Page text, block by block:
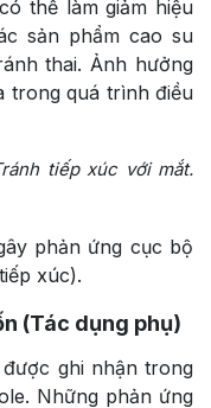
thể làm giảm hiệu
sản phẩm cao su
thai. Ảnh hưởng
trong quá trình điều
tiếp xúc với mắt.
phản ứng cục bộ
xúc).
(Tác dụng phụ)
ghi nhận trong
Những phản ứng